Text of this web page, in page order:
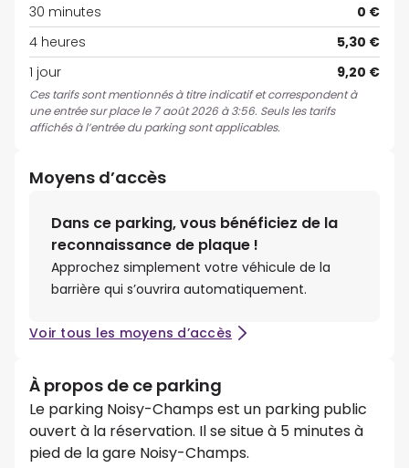
30 minutes
0 €
4 heures
5,30 €
1 jour
9,20 €
Ces tarifs sont mentionnés à titre indicatif et correspondent à
une entrée sur place le 7 août 2026 à 3:56. Seuls les tarifs
affichés à l’entrée du parking sont applicables.
Moyens d’accès
Dans ce parking, vous bénéficiez de la
reconnaissance de plaque !
Approchez simplement votre véhicule de la
barrière qui s’ouvrira automatiquement.
Voir tous les moyens d’accès
À propos de ce parking
Le parking Noisy-Champs est un parking public
ouvert à la réservation. Il se situe à 5 minutes à
pied de la gare Noisy-Champs.